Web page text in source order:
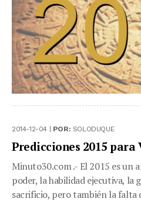
2014-12-04 | POR: SOLODUQUE
Predicciones 2015 para
Minuto30.com .- El 2015 es un
poder, la habilidad ejecutiva, la
sacrificio, pero también la falta